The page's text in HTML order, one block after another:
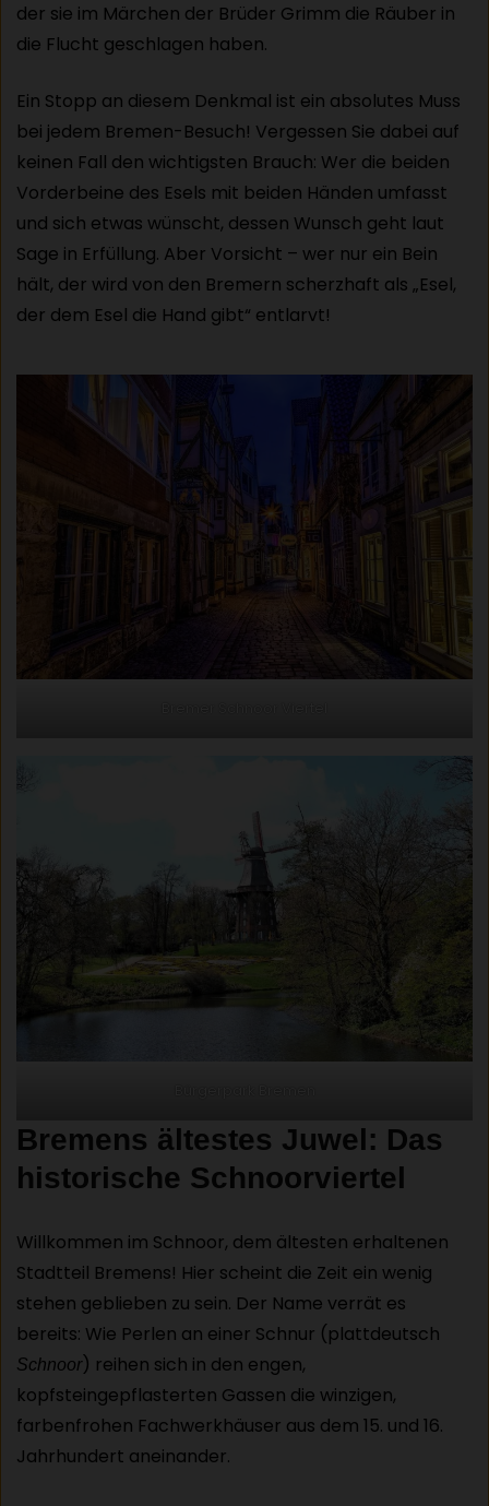
der sie im Märchen der Brüder Grimm die Räuber in
die Flucht geschlagen haben.
Ein Stopp an diesem Denkmal ist ein absolutes Muss
bei jedem Bremen-Besuch! Vergessen Sie dabei auf
keinen Fall den wichtigsten Brauch: Wer die beiden
Vorderbeine des Esels mit beiden Händen umfasst
und sich etwas wünscht, dessen Wunsch geht laut
Sage in Erfüllung. Aber Vorsicht – wer nur ein Bein
hält, der wird von den Bremern scherzhaft als „Esel,
der dem Esel die Hand gibt“ entlarvt!
Bremens ältestes Juwel: Das
historische Schnoorviertel
Willkommen im Schnoor, dem ältesten erhaltenen
Stadtteil Bremens! Hier scheint die Zeit ein wenig
stehen geblieben zu sein. Der Name verrät es
bereits: Wie Perlen an einer Schnur (plattdeutsch
Schnoor) reihen sich in den engen,
kopfsteingepflasterten Gassen die winzigen,
farbenfrohen Fachwerkhäuser aus dem 15. und 16.
Jahrhundert aneinander.